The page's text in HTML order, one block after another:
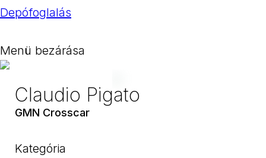
Depófoglalás
Menü bezárása
Claudio Pigato
GMN Crosscar
Kategória